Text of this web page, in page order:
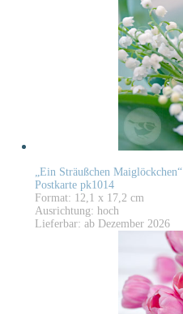
„Ein Sträußchen Maiglöckchen“
Postkarte pk1014
Format: 12,1 x 17,2 cm
Ausrichtung: hoch
Lieferbar: ab Dezember 2026